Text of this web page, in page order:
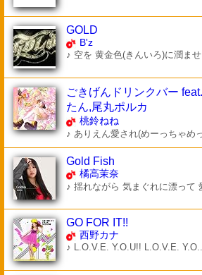
GOLD
B'z
♪ 空を 黄金色(きんいろ)に潤ま
ごきげんドリンクバー
たん,尾丸ポルカ
桃鈴ねね
♪ ありえん愛され(めーっちゃめ
Gold Fish
橘高茉奈
♪ 揺れながら 気まぐれに漂って
GO FOR IT!!
西野カナ
♪ L.O.V.E. Y.O.U!! L.O.V.E.